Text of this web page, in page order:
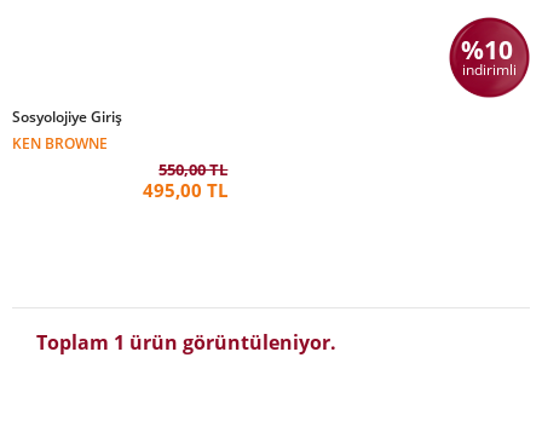
%10
indirimli
Sosyolojiye Giriş
KEN BROWNE
550,00 TL
495,00 TL
Toplam 1 ürün görüntüleniyor.